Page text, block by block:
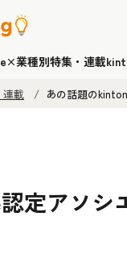
業種別特集・連載
連載 あの話題の
定アソシ